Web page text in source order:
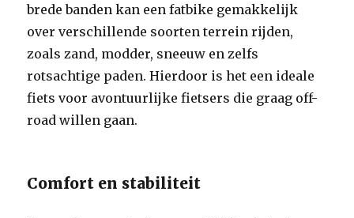
brede banden kan een fatbike gemakkelijk
over verschillende soorten terrein rijden,
zoals zand, modder, sneeuw en zelfs
rotsachtige paden. Hierdoor is het een ideale
fiets voor avontuurlijke fietsers die graag off-
road willen gaan.
Comfort en stabiliteit